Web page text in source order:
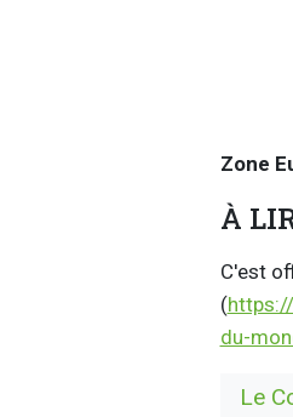
Zone
À
C'est
(
du-
Le